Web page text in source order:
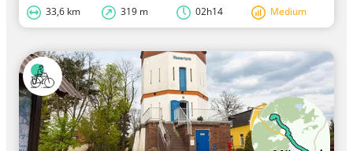
33,6 km 319 m 02h14 Medium